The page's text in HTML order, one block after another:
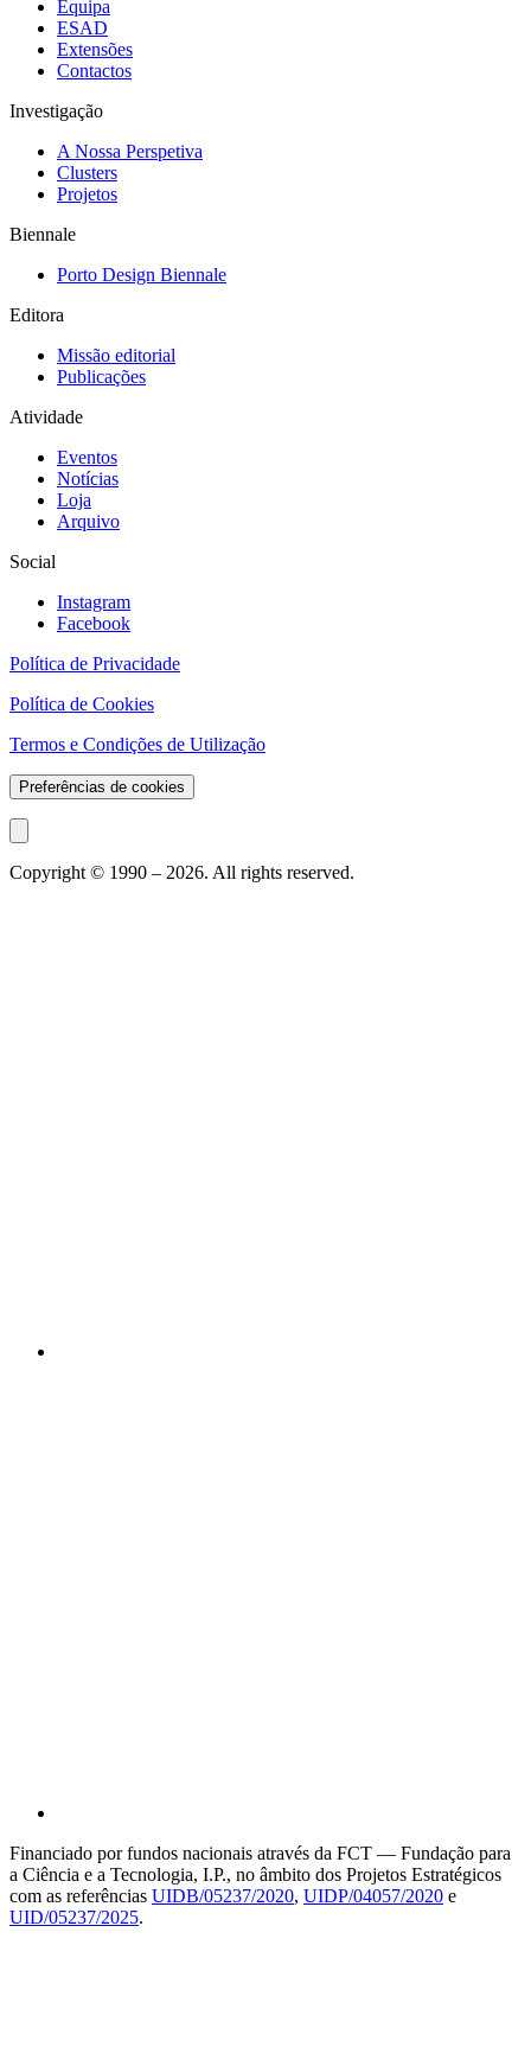
Equipa
ESAD
Extensões
Contactos
Investigação
A Nossa Perspetiva
Clusters
Projetos
Biennale
Porto Design Biennale
Editora
Missão editorial
Publicações
Atividade
Eventos
Notícias
Loja
Arquivo
Social
Instagram
Facebook
Política de Privacidade
Política de Cookies
Termos e Condições de Utilização
Preferências de cookies
Copyright © 1990 – 2026. All rights reserved.
Financiado por fundos nacionais através da FCT — Fundação para
a Ciência e a Tecnologia, I.P., no âmbito dos Projetos Estratégicos
com as referências UIDB/05237/2020, UIDP/04057/2020 e
UID/05237/2025.